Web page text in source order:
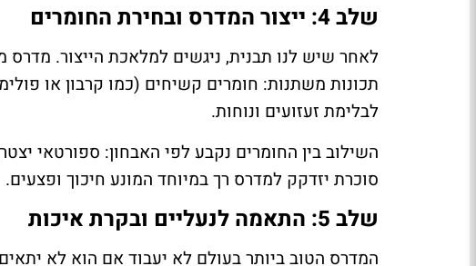
שלב 4: ייצור המדרס ובחירת החומרים
לאחר שיש לנו תבנית, ניגשים למלאכת הייצור.
לבלימת זעזועים ונוחות.
השילוב בין החומרים נקבע לפי האבחון: ספורטאי
סוכרת יזדקק למדרס רך במיוחד המונע חיכוך ופצעים.
שלב 5: התאמה לנעליים ובקרת איכות
המדרס הטוב ביותר בעולם לא יעבוד אם הוא לא